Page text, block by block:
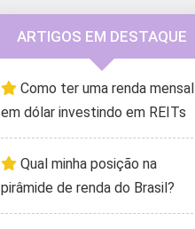
ARTIGOS EM DESTAQUE
Como ter uma renda mensal
em dólar investindo em REITs
Qual minha posição na
pirâmide de renda do Brasil?